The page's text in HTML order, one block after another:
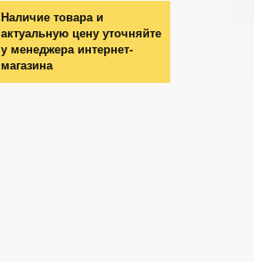
Наличие товара и
актуальную цену уточняйте
у менеджера интернет-
магазина